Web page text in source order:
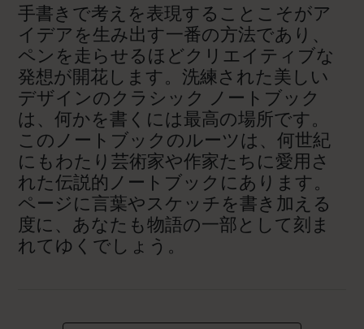
手書きで考えを表現することこそがア
イデアを生み出す一番の方法であり、
ペンを走らせるほどクリエイティブな
発想が開花します。洗練された美しい
デザインのクラシック ノートブック
は、何かを書くには最高の場所です。
このノートブックのルーツは、何世紀
にもわたり芸術家や作家たちに愛用さ
れた伝説的ノートブックにあります。
ページに言葉やスケッチを書き加える
度に、あなたも物語の一部として刻ま
れてゆくでしょう。